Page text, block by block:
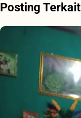
Posting Terkait